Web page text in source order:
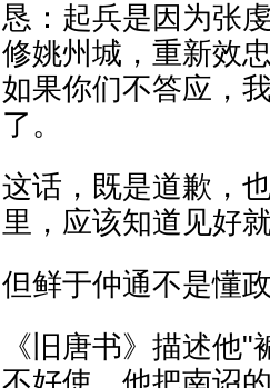
恳：起兵是因为张
修姚州城，重新效
如果你们不答应，
了。
这话，既是道歉，
里，应该知道见好就
但鲜于仲通不是懂政
《旧唐书》描述他